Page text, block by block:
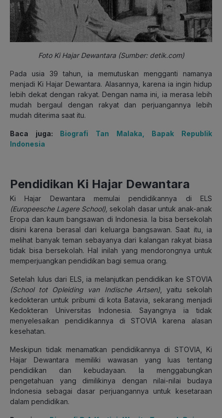
Foto Ki Hajar Dewantara (Sumber: detik.com)
Pada usia 39 tahun, ia memutuskan mengganti namanya
menjadi Ki Hajar Dewantara. Alasannya, karena ia ingin hidup
lebih dekat dengan rakyat. Dengan nama ini, ia merasa lebih
mudah bergaul dengan rakyat dan perjuangannya lebih
mudah diterima saat itu.
Baca juga: Biografi Tan Malaka, Bapak Republik
Indonesia
Pendidikan Ki Hajar Dewantara
Ki Hajar Dewantara memulai pendidikannya di ELS
(Europeesche Lagere School), sekolah dasar untuk anak-anak
Eropa dan kaum bangsawan di Indonesia. Ia bisa bersekolah
disini karena berasal dari keluarga bangsawan. Saat itu, ia
melihat banyak teman sebayanya dari kalangan rakyat biasa
tidak bisa bersekolah. Hal inilah yang mendorongnya untuk
memperjuangkan pendidikan bagi semua orang.
Setelah lulus dari ELS, ia melanjutkan pendidikan ke STOVIA
(School tot Opleiding van Indische Artsen), yaitu sekolah
kedokteran untuk pribumi di kota Batavia, sekarang menjadi
Kedokteran Universitas Indonesia. Sayangnya ia tidak
menyelesaikan pendidikannya di STOVIA karena alasan
kesehatan.
Meskipun tidak menamatkan pendidikannya di STOVIA, Ki
Hajar Dewantara memiliki wawasan yang luas tentang
pendidikan dan kebudayaan. Ia menggabungkan
pengetahuan yang dimilikinya dengan nilai-nilai budaya
Indonesia sebagai dasar perjuangannya untuk kesetaraan
dalam pendidikan.